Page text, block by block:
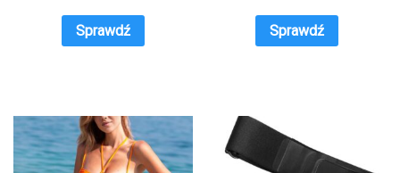
Sprawdź Sprawdź